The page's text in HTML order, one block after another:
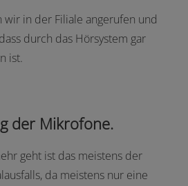
in der Filiale angerufen und
durch das Hörsystem gar
ist.
der Mikrofone.
geht ist das meistens der
da meistens nur eine